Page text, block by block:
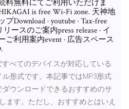
料無料にてご利用いただけま
is free Wi-Fi zone. 天神地
Download · youtube · Tax-free
リースのご案内press release · イ
ご利用案内event · 広告スペース
すべてのデバイスが対応している
形式です。本記事ではMP3形式
ダウンロードできるおすすめのサ
ます。ただし、おすすめとはいえ